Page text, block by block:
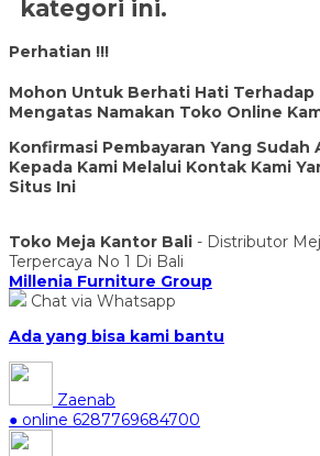
kategori ini.
Perhatian !!!
Mohon Untuk Berhati Hati Terhadap
Mengatas Namakan Toko Online
Konfirmasi Pembayaran Yang Sudah
Kepada Kami Melalui Kontak Kami
Situs Ini
Toko Meja Kantor Bali - Distributor
Terpercaya No 1 Di Bali
Millenia Furniture Group
Chat via Whatsapp
Ada yang bisa kami bantu
Zaenab
● online 6287769684700